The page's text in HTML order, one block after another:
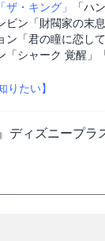
「ザ・キング」
「ハ
ン「財閥家の末
「君の瞳に恋し
シャーク 覚醒」
りたい】
ディズニープ